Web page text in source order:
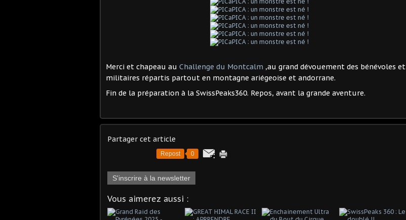
Merci et chapeau au Challenge du Montcalm ,au grand dévouement des bénévoles et
militaires répartis partout en montagne ariégeoise et andorrane.
Fin de la préparation à la SwissPeaks360. Repos, avant la grande aventure.
Partager cet article
Repost 0
S'inscrire à la newsletter
Vous aimerez aussi :